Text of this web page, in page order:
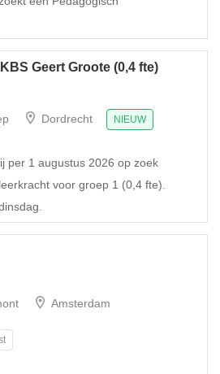
Geert Groote (0,4 fte)
Dordrecht NIEUW
per 1 augustus 2026 op zoek
voor groep 1 (0,4 fte).
Amsterdam